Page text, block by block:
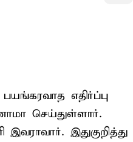
எதிர்ப்பு
செய்துள்ளார்.
இதுகுறித்து